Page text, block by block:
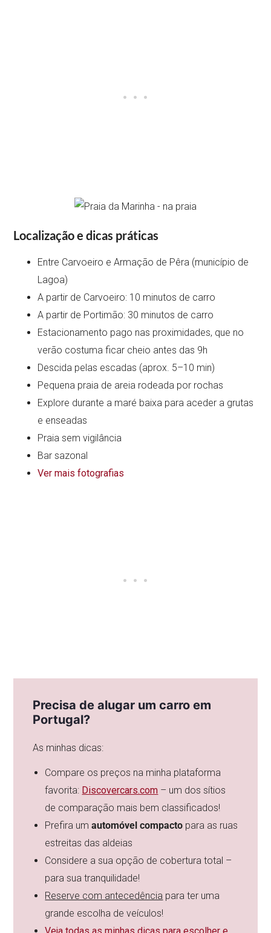
Localização e dicas práticas
Entre Carvoeiro e Armação de Pêra (município de
Lagoa)
A partir de Carvoeiro: 10 minutos de carro
A partir de Portimão: 30 minutos de carro
Estacionamento pago nas proximidades, que no
verão costuma ficar cheio antes das 9h
Descida pelas escadas (aprox. 5–10 min)
Pequena praia de areia rodeada por rochas
Explore durante a maré baixa para aceder a grutas
e enseadas
Praia sem vigilância
Bar sazonal
Ver mais fotografias
Precisa de alugar um carro em
Portugal?
As minhas dicas:
Compare os preços na minha plataforma
favorita: Discovercars.com – um dos sítios
de comparação mais bem classificados!
Prefira umautomóvel compacto para as ruas
estreitas das aldeias
Considere a sua opção de cobertura total –
para sua tranquilidade!
Reserve com antecedência para ter uma
grande escolha de veículos!